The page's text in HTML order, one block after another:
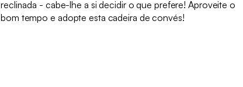
reclinada - cabe-lhe a si decidir o que prefere! Aproveite o
bom tempo e adopte esta cadeira de convés!